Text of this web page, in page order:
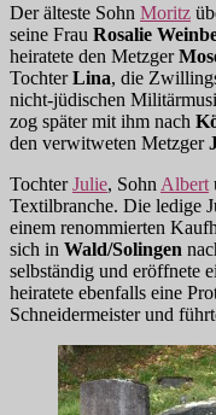
Der älteste Sohn Moritz
seine Frau Rosalie
heiratete den Metzger
TochterLina, die
nicht-jüdischen
zog später mit ihm nach
den verwitweten Metzger
TochterJulie, Sohn Albert
Textilbranche. Die ledige
einem renommierten
sich in Wald/Solingen
selbständig und eröffnete
heiratete ebenfalls eine
Schneidermeister und